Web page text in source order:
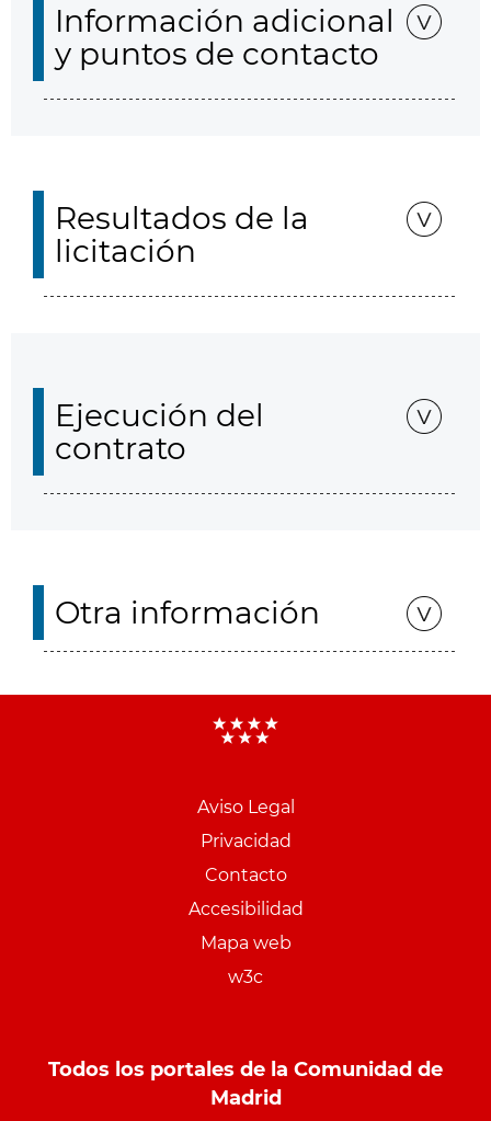
Información adicional
y puntos de contacto
Resultados de la
licitación
Ejecución del
contrato
Otra información
Aviso Legal
Privacidad
Contacto
Accesibilidad
Mapa web
w3c
Todos los portales de la Comunidad de
Madrid